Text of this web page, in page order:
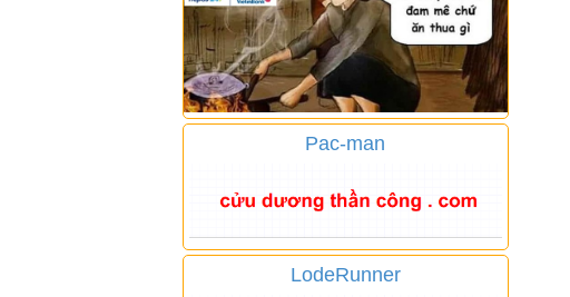
Pac-man
LodeRunner